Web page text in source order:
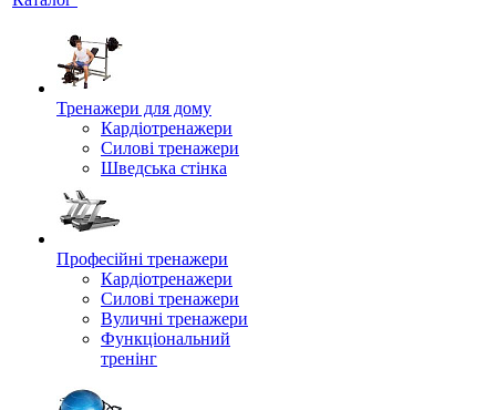
Тренажери для дому
Кардіотренажери
Силові тренажери
Шведська стінка
Професійні тренажери
Кардіотренажери
Силові тренажери
Вуличні тренажери
Функціональний
тренінг